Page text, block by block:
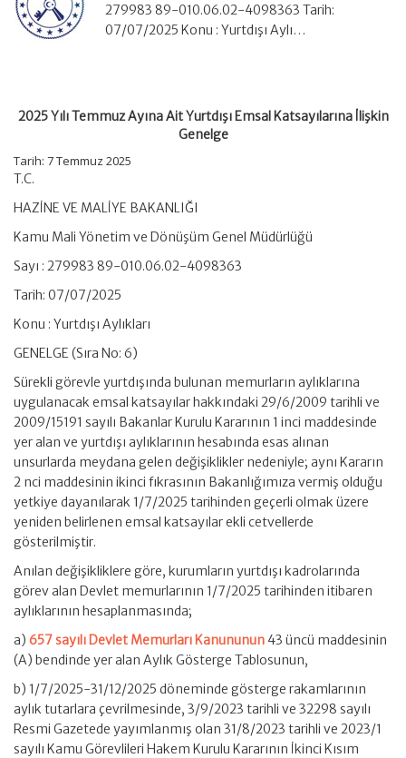
279983 89-010.06.02-4098363 Tarih:
07/07/2025 Konu : Yurtdışı Aylı…
2025 Yılı Temmuz Ayına Ait Yurtdışı Emsal Katsayılarına İlişkin
Genelge
Tarih: 7 Temmuz 2025
T.C.
HAZİNE VE MALİYE BAKANLIĞI
Kamu Mali Yönetim ve Dönüşüm Genel Müdürlüğü
Sayı : 279983 89-010.06.02-4098363
Tarih: 07/07/2025
Konu : Yurtdışı Aylıkları
GENELGE (Sıra No: 6)
Sürekli görevle yurtdışında bulunan memurların aylıklarına
uygulanacak emsal katsayılar hakkındaki 29/6/2009 tarihli ve
2009/15191 sayılı Bakanlar Kurulu Kararının 1 inci maddesinde
yer alan ve yurtdışı aylıklarının hesabında esas alınan
unsurlarda meydana gelen değişiklikler nedeniyle; aynı Kararın
2 nci maddesinin ikinci fıkrasının Bakanlığımıza vermiş olduğu
yetkiye dayanılarak 1/7/2025 tarihinden geçerli olmak üzere
yeniden belirlenen emsal katsayılar ekli cetvellerde
gösterilmiştir.
Anılan değişikliklere göre, kurumların yurtdışı kadrolarında
görev alan Devlet memurlarının 1/7/2025 tarihinden itibaren
aylıklarının hesaplanmasında;
a) 657 sayılı Devlet Memurları Kanununun 43 üncü maddesinin
(A) bendinde yer alan Aylık Gösterge Tablosunun,
b) 1/7/2025-31/12/2025 döneminde gösterge rakamlarının
aylık tutarlara çevrilmesinde, 3/9/2023 tarihli ve 32298 sayılı
Resmi Gazetede yayımlanmış olan 31/8/2023 tarihli ve 2023/1
sayılı Kamu Görevlileri Hakem Kurulu Kararının İkinci Kısım